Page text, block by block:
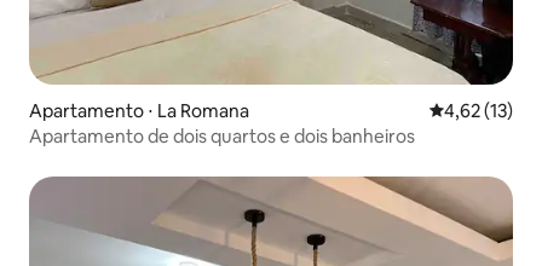
Apartamento ⋅ La Romana 4,62 de uma
4,62 (13)
Apartamento de dois quartos e dois banheiros